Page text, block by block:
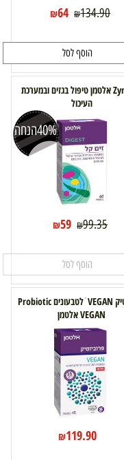
₪134.90
₪64
הוסף לסל
Zym Kal אלטמן טיפול בגזים ובמערכת
העיכול
40%הנחה
₪99.35
₪59
הוסף לסל
פרוביוטיק VEGAN ׁ לטבעונים Probiotic
VEGAN אלטמן
₪119.90